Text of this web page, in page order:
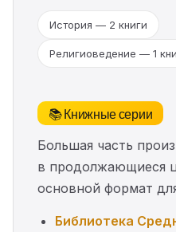
История — 2 книги
Религиоведение — 1
📚 Книжные серии
Большая часть
в продолжающиеся
основной формат
Библиотека